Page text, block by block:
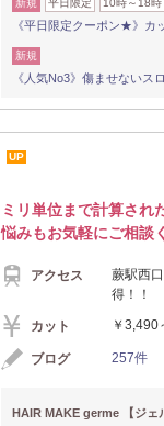
《平日限定クーポン★》カ
新規
《人気No3》傷ませない
UP
ミリ単位まで計算さ
悩みもお気軽にご相談
アクセス
蕨駅西
得！！
カット ￥3,490
ブログ 257件
HAIR MAKE germe 【ジェ